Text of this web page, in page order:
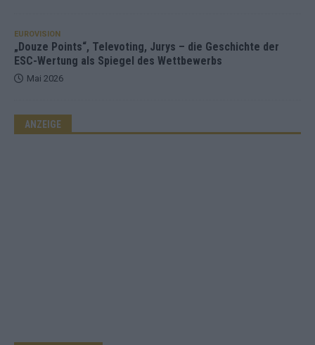
EUROVISION
„Douze Points“, Televoting, Jurys – die Geschichte der
ESC-Wertung als Spiegel des Wettbewerbs
Mai 2026
ANZEIGE